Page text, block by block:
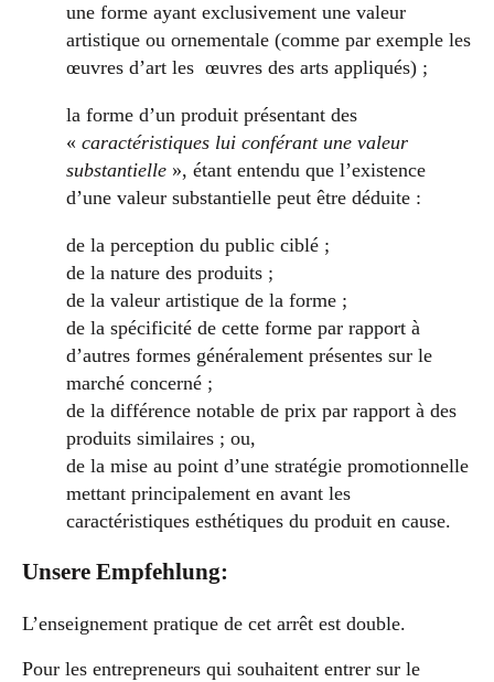
une forme ayant exclusivement une valeur
artistique ou ornementale (comme par exemple les
œuvres d’art les œuvres des arts appliqués) ;
la forme d’un produit présentant des
« caractéristiques lui conférant une valeur
substantielle », étant entendu que l’existence
d’une valeur substantielle peut être déduite :
de la perception du public ciblé ;
de la nature des produits ;
de la valeur artistique de la forme ;
de la spécificité de cette forme par rapport à
d’autres formes généralement présentes sur le
marché concerné ;
de la différence notable de prix par rapport à des
produits similaires ; ou,
de la mise au point d’une stratégie promotionnelle
mettant principalement en avant les
caractéristiques esthétiques du produit en cause.
Unsere Empfehlung:
L’enseignement pratique de cet arrêt est double.
Pour les entrepreneurs qui souhaitent entrer sur le